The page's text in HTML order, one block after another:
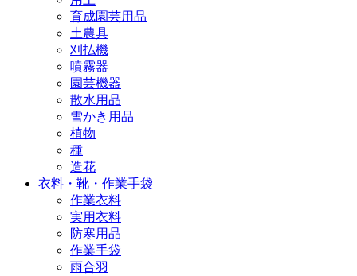
育成園芸用品
土農具
刈払機
噴霧器
園芸機器
散水用品
雪かき用品
植物
種
造花
衣料・靴・作業手袋
作業衣料
実用衣料
防寒用品
作業手袋
雨合羽